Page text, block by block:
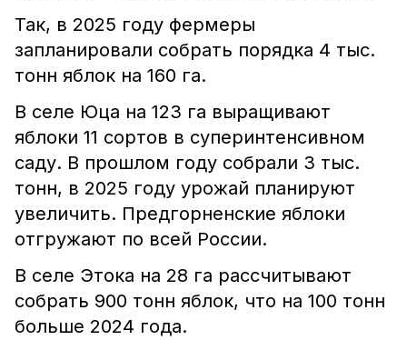
Так, в 2025 году фермеры
запланировали собрать порядка 4 тыс.
тонн яблок на 160 га.
В селе Юца на 123 га выращивают
яблоки 11 сортов в суперинтенсивном
саду. В прошлом году собрали 3 тыс.
тонн, в 2025 году урожай планируют
увеличить. Предгорненские яблоки
отгружают по всей России.
В селе Этока на 28 га рассчитывают
собрать 900 тонн яблок, что на 100 тонн
больше 2024 года.